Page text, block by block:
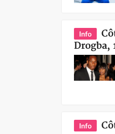
Info
Drogba,
Info